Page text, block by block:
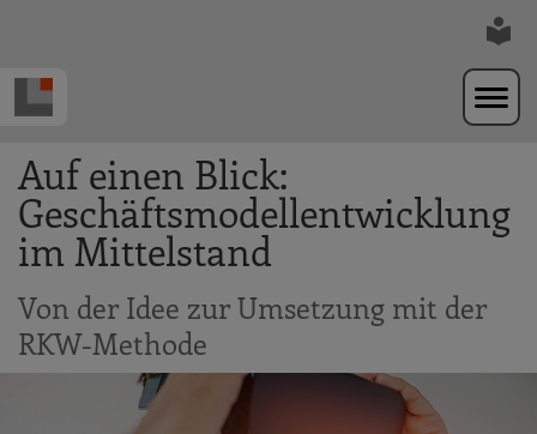
Auf einen Blick:
Geschäftsmodellentwicklung
im Mittelstand
Von der Idee zur Umsetzung mit der
RKW-Methode